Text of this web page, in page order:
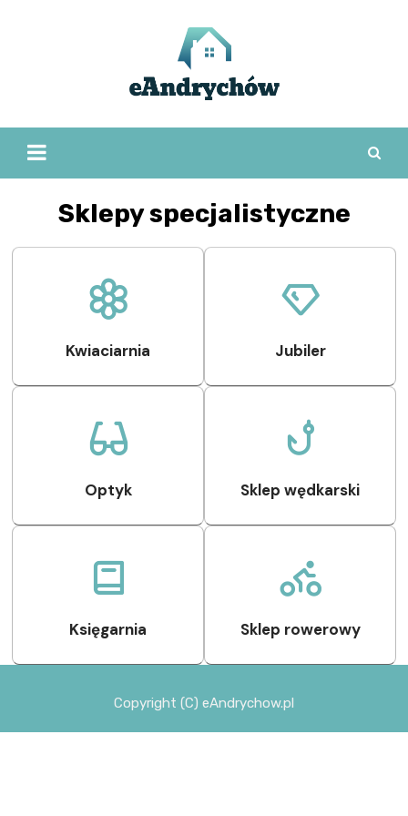
Sklepy specjalistyczne
Kwiaciarnia Jubiler
Optyk Sklep wędkarski
Księgarnia Sklep rowerowy
Copyright (C) eAndrychow.pl